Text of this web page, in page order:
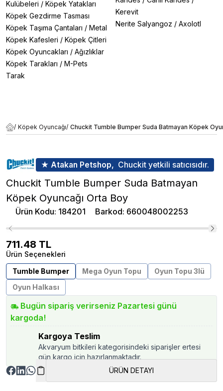
Kulübeleri / Köpek Yatakları
Köpek Gezdirme Tasması
Köpek Taşıma Çantaları / Metal
Köpek Kafesleri / Köpek Çitleri
Köpek Oyuncakları / Ağızlıklar
Köpek Tarakları / M-Pets
Tarak
Kerevit
Nerite Salyangoz / Axolotl
/ Köpek Oyuncağı/ Chuckit Tumble Bumper Suda Batmayan Köpek
★ Atakan Petshop, Chuckit yetkili satıcısıdır.
Chuckit Tumble Bumper Suda Batmayan
Köpek Oyuncağı Orta Boy
Ürün Kodu: 184201 Barkod: 660048002253
711.48 TL
Ürün Seçenekleri
Tumble Bumper
Mega Oyun Topu
Oyun Topu 3lü
Oyun Halkası
Bugün sipariş verirseniz Pazartesi günü
kargoda!
Kargoya Teslim
Akvaryum bitkileri kategorisindeki siparişler ertesi
gün kargo için hazırlanmaktadır.
ÜRÜN DETAYI